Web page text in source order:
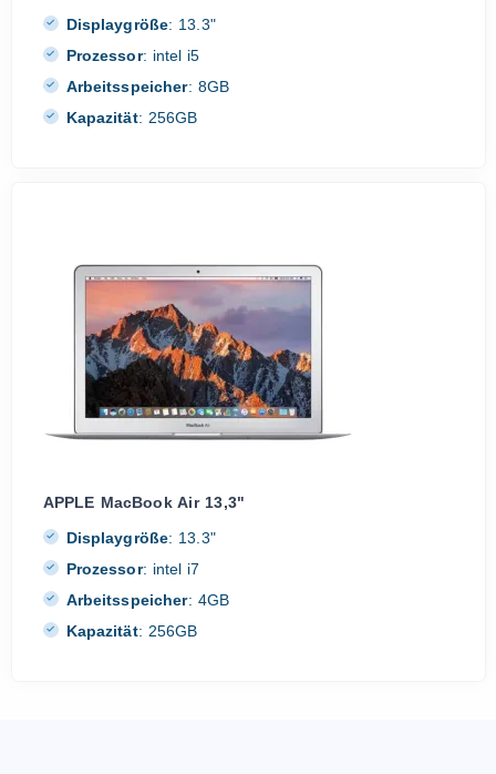
Displaygröße: 13.3"
Prozessor: intel i5
Arbeitsspeicher: 8GB
Kapazität: 256GB
APPLE MacBook Air 13,3"
Displaygröße: 13.3"
Prozessor: intel i7
Arbeitsspeicher: 4GB
Kapazität: 256GB